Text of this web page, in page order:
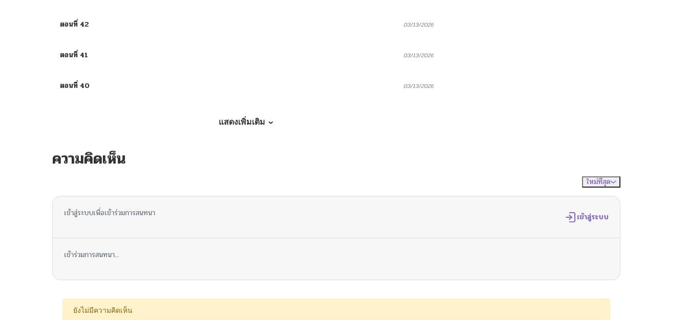
ตอนที่ 42 03/13/2026
ตอนที่ 41 03/13/2026
ตอนที่ 40 03/13/2026
ตอนที่ 36
ตอนที่ 35 03/02/2026
ตอนที่ 33 03/02/2026
แสดงเพิ่มเติม
ความคิดเห็น
ใหม่ที่สุด
เข้าสู่ระบบเพื่อเข้าร่วมการสนทนา เข้าสู่ระบบ
เข้าร่วมการสนทนา...
ยังไม่มีความคิดเห็น